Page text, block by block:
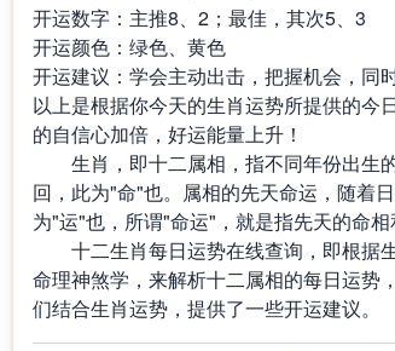
开运数字：主推8、2；最佳，其次5、3
开运颜色：绿色、黄色
开运建议：学会主动出击，把握机会，同
以上是根据你今天的生肖运势所提供的今
的自信心加倍，好运能量上升！
生肖，即十二属相，指不同年份出生
回，此为"命"也。属相的先天命运，随着
为"运"也，所谓"命运"，就是指先天的命相
十二生肖每日运势在线查询，即根据
命理神煞学，来解析十二属相的每日运势
们结合生肖运势，提供了一些开运建议。